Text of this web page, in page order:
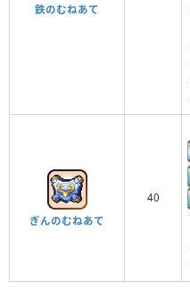
鉄のむねあて
ぎんのむねあて
40